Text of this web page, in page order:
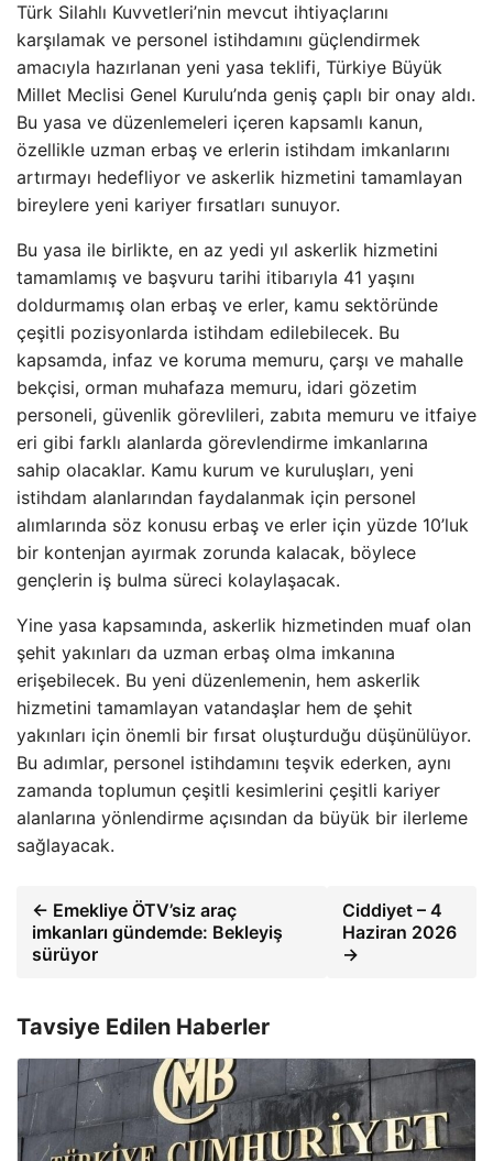
Türk Silahlı Kuvvetleri’nin mevcut ihtiyaçlarını
karşılamak ve personel istihdamını güçlendirmek
amacıyla hazırlanan yeni yasa teklifi, Türkiye Büyük
Millet Meclisi Genel Kurulu’nda geniş çaplı bir onay aldı.
Bu yasa ve düzenlemeleri içeren kapsamlı kanun,
özellikle uzman erbaş ve erlerin istihdam imkanlarını
artırmayı hedefliyor ve askerlik hizmetini tamamlayan
bireylere yeni kariyer fırsatları sunuyor.
Bu yasa ile birlikte, en az yedi yıl askerlik hizmetini
tamamlamış ve başvuru tarihi itibarıyla 41 yaşını
doldurmamış olan erbaş ve erler, kamu sektöründe
çeşitli pozisyonlarda istihdam edilebilecek. Bu
kapsamda, infaz ve koruma memuru, çarşı ve mahalle
bekçisi, orman muhafaza memuru, idari gözetim
personeli, güvenlik görevlileri, zabıta memuru ve itfaiye
eri gibi farklı alanlarda görevlendirme imkanlarına
sahip olacaklar. Kamu kurum ve kuruluşları, yeni
istihdam alanlarından faydalanmak için personel
alımlarında söz konusu erbaş ve erler için yüzde 10’luk
bir kontenjan ayırmak zorunda kalacak, böylece
gençlerin iş bulma süreci kolaylaşacak.
Yine yasa kapsamında, askerlik hizmetinden muaf olan
şehit yakınları da uzman erbaş olma imkanına
erişebilecek. Bu yeni düzenlemenin, hem askerlik
hizmetini tamamlayan vatandaşlar hem de şehit
yakınları için önemli bir fırsat oluşturduğu düşünülüyor.
Bu adımlar, personel istihdamını teşvik ederken, aynı
zamanda toplumun çeşitli kesimlerini çeşitli kariyer
alanlarına yönlendirme açısından da büyük bir ilerleme
sağlayacak.
← Emekliye ÖTV’siz araç
imkanları gündemde: Bekleyiş
sürüyor
Ciddiyet – 4
Haziran 2026
→
Tavsiye Edilen Haberler